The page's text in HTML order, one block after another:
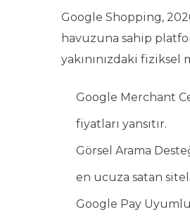
Google Shopping,
havuzuna sahip
yakınınızdaki fiziksel
Google Merchant
fiyatları yansıtır.
Görsel Arama
en ucuza satan
Google Pay